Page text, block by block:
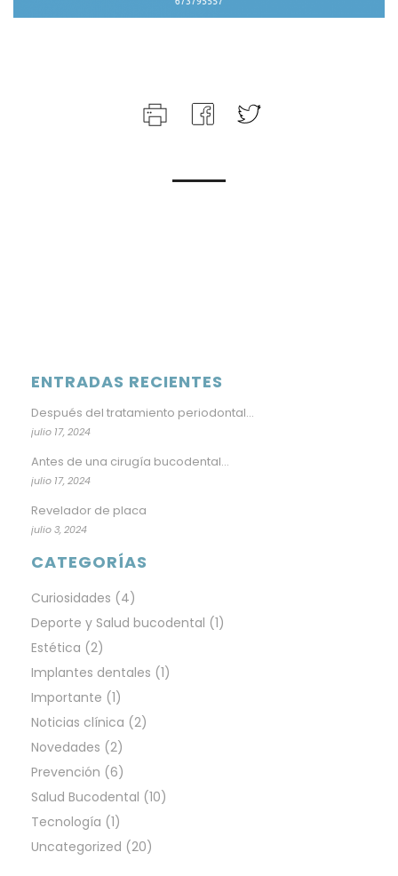
ENTRADAS RECIENTES
Después del tratamiento periodontal…
julio 17, 2024
Antes de una cirugía bucodental…
julio 17, 2024
Revelador de placa
julio 3, 2024
CATEGORÍAS
Curiosidades (4)
Deporte y Salud bucodental (1)
Estética (2)
Implantes dentales (1)
Importante (1)
Noticias clínica (2)
Novedades (2)
Prevención (6)
Salud Bucodental (10)
Tecnología (1)
Uncategorized (20)